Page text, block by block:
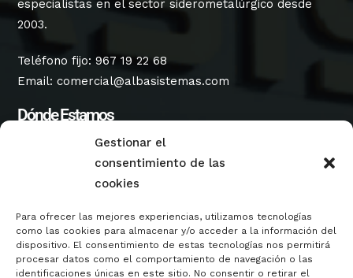
Gestionar el
consentimiento de las
cookies
Para ofrecer las mejores experiencias, utilizamos tecnologías
como las cookies para almacenar y/o acceder a la información del
dispositivo. El consentimiento de estas tecnologías nos permitirá
procesar datos como el comportamiento de navegación o las
identificaciones únicas en este sitio. No consentir o retirar el
especialistas en el sector siderometalúrgico desde
2003.
Teléfono fijo:967 19 22 68
Email:comercial@albasistemas.com
Dónde Estamos
Dirección Fábrica Albacete:
Parque Empresarial Campollano, Calle B, Número
134, A.C. 5399, 02007, Albacete, Castilla-La Mancha,
España.
Servicios
Oficina Técnica